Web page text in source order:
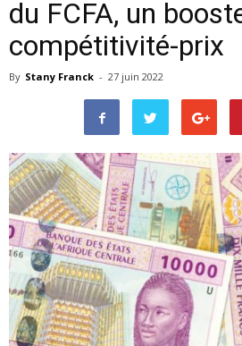
du FCFA, un
compétitivité-prix
By Stany Franck - 27 juin 2022